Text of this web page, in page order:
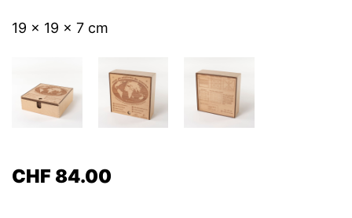
19 x 19 x 7 cm
CHF 84.00